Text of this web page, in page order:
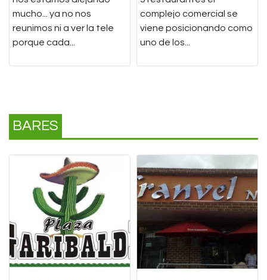
sabores y colores. Buscamos nuevos
significados para tardear, para tapear,
para anochecer... y todo se conjuga con
mucho... ya no nos
reunimos ni a ver la tele
porque cada...
complejo comercial se
viene posicionando como
uno de los...
BARES